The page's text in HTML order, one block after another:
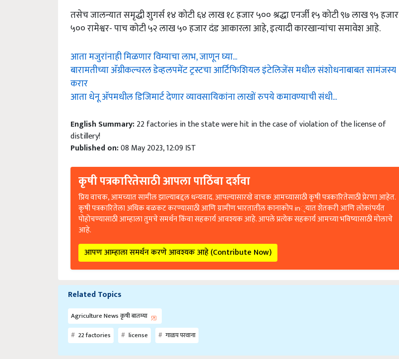
तसेच जालन्यात समृद्धी शुगर्स १४ कोटी ६४ लाख १८ हजार ५०० श्रद्धा एनर्जी १५ कोटी ९७ लाख ९५ हजार
५०० रामेश्वर- पाच कोटी ५२ लाख ५० हजार दंड आकारला आहे, इत्यादी कारखान्यांचा समावेश आहे.
आता मजुरांनाही मिळणार विम्याचा लाभ, जाणून घ्या...
बारामतीच्या अ‍ॅग्रीकल्चरल डेव्हलपमेंट ट्रस्टचा आर्टिफिशियल इंटेलिजेंस मधील संशोधनाबाबत सामंजस्य
करार
आता धेनू अ‍ॅपमधील डिजिमार्ट देणार व्यावसायिकांना लाखों रुपये कमावण्याची संधी...
English Summary: 22 factories in the state were hit in the case of violation of the license of
distillery!
Published on:08 May 2023, 12:09 IST
कृषी पत्रकारितेसाठी आपला पाठिंबा दर्शवा
प्रिय वाचक, आमच्यात सामील झाल्याबद्दल धन्यवाद. आपल्यासारखे वाचक आमच्यासाठी कृषी पत्रकारितेसाठी प्रेरणा आहेत.
कृषी पत्रकारितेला अधिक बळकट करण्यासाठी आणि ग्रामीण भारतातील कानाकोप in्यात शेतकरी आणि लोकांपर्यंत
पोहोचण्यासाठी आम्हाला तुमचे समर्थन किंवा सहकार्य आवश्यक आहे. आपले प्रत्येक सहकार्य आमच्या भविष्यासाठी मोलाचे
आहे.
आपण आम्हाला समर्थन करणे आवश्यक आहे (Contribute Now)
Related Topics
Agriculture News कृषी बातम्या
22 factories
license गाळप परवाना